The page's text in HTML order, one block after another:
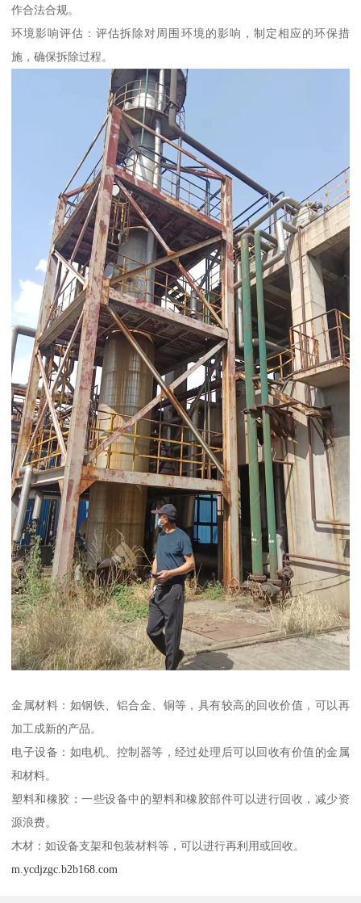
作合法合规。
环境影响评估：评估拆除对周围环境的影响，制定相应的环保措
施，确保拆除过程。
金属材料：如钢铁、铝合金、铜等，具有较高的回收价值，可以再
加工成新的产品。
电子设备：如电机、控制器等，经过处理后可以回收有价值的金属
和材料。
塑料和橡胶：一些设备中的塑料和橡胶部件可以进行回收，减少资
源浪费。
木材：如设备支架和包装材料等，可以进行再利用或回收。
m.ycdjzgc.b2b168.com